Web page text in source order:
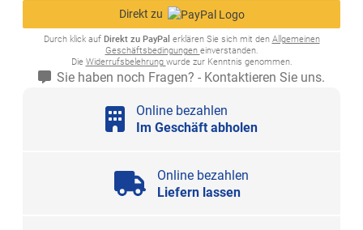
Direkt zu
Durch klick auf Direkt zu PayPal erklären Sie sich mit den Allgemeinen
Geschäftsbedingungen einverstanden.
Die Widerrufsbelehrung wurde zur Kenntnis genommen.
Sie haben noch Fragen? - Kontaktieren Sie uns.
Online bezahlen
Im Geschäft abholen
Online bezahlen
Liefern lassen